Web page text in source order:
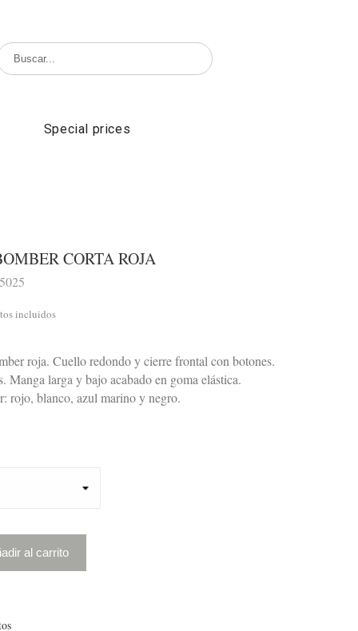
Special prices
CORTA ROJA
incluidos
roja. Cuello redondo y cierre frontal con botones.
Manga larga y bajo acabado en goma elástica.
rojo, blanco, azul marino y negro.
al carrito